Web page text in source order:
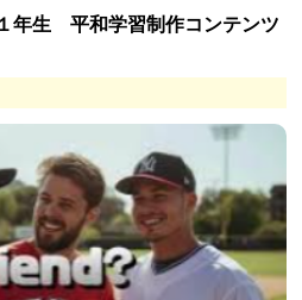
年生 平和学習制作コンテンツ